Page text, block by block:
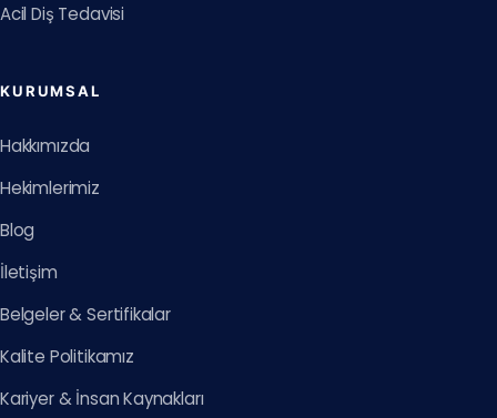
Acil Diş Tedavisi
KURUMSAL
Hakkımızda
Hekimlerimiz
Blog
İletişim
Belgeler & Sertifikalar
Kalite Politikamız
Kariyer & İnsan Kaynakları